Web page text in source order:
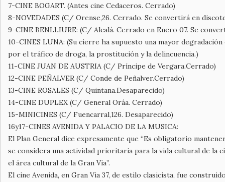
7-CINE BOGART. (Antes cine Cedaceros. Cerrado)
8-NOVEDADES (C/ Orense,26. Cerrado. Se convertirá en
9-CINE BENLLIURE: (C/ Alcalá. Cerrado en Enero 07. Se
10-CINES LUNA: (Su cierre ha supuesto una mayor degradación
por el tráfico de droga, la prostitución y la delincuencia.)
11-CINE JUAN DE AUSTRIA (C/ Príncipe de Vergara.Cerrado)
12-CINE PEÑALVER (C/ Conde de Peñalver.Cerrado)
13-CINE ROSALES (C/ Quintana.Desaparecido)
14-CINE DUPLEX (C/ General Oráa. Cerrado)
15-MINICINES (C/ Fuencarral,126. Desaparecido)
16y17-CINES AVENIDA Y PALACIO DE LA MUSICA:
El Plan General dice expresamente que “Es obligatorio
se considera una actividad prioritaria para la vida cultural de la
el área cultural de la Gran Via”.
El cine Avenida, en Gran Via 37, de estilo clasicista, fue